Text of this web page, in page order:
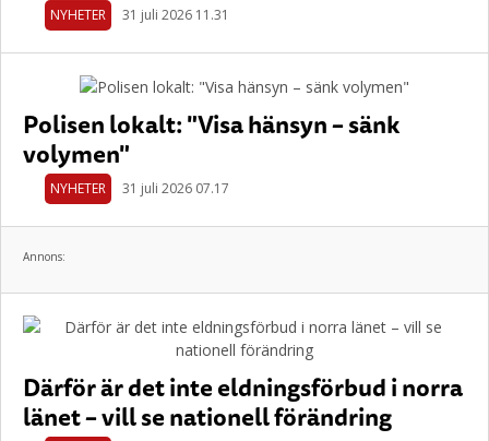
NYHETER 31 juli 2026 11.31
Polisen lokalt: "Visa hänsyn – sänk
volymen"
NYHETER 31 juli 2026 07.17
Annons:
Därför är det inte eldningsförbud i norra
länet – vill se nationell förändring